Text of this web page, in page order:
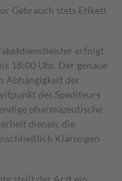
Gebrauch stets Etikett
erfolgt
18:00 Uhr. Der genaue
Abhängigkeit der
des Spediteurs
pharmazeutische
dienen, die
Klärungen
stellt der Arzt ein